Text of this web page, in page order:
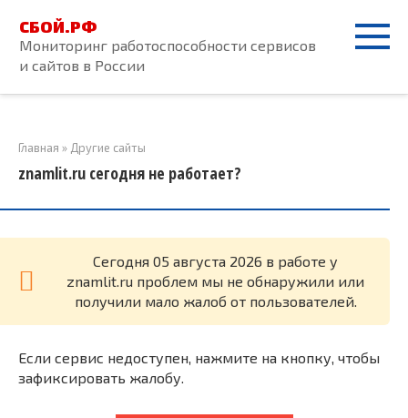
контенту
СБОЙ.РФ
Мониторинг работоспособности сервисов
и сайтов в России
Главная » Другие сайты
znamlit.ru сегодня не работает?
Cегодня 05 августа 2026 в работе у
znamlit.ru проблем мы не обнаружили или
получили мало жалоб от пользователей.
Если сервис недоступен, нажмите на кнопку, чтобы
зафиксировать жалобу.